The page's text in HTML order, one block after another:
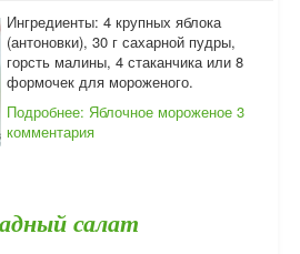
Ингредиенты: 4 крупных яблока
(антоновки), 30 г сахарной пудры,
горсть малины, 4 стаканчика или 8
формочек для мороженого.
Подробнее: Яблочное мороженое 3
комментария
салат